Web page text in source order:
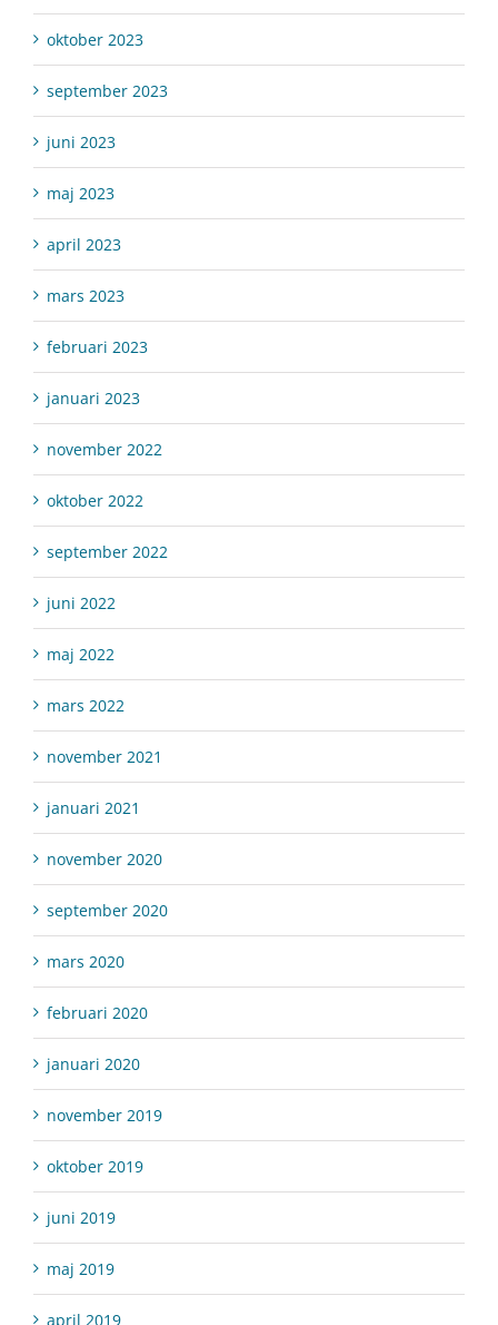
oktober 2023
september 2023
juni 2023
maj 2023
april 2023
mars 2023
februari 2023
januari 2023
november 2022
oktober 2022
september 2022
juni 2022
maj 2022
mars 2022
november 2021
januari 2021
november 2020
september 2020
mars 2020
februari 2020
januari 2020
november 2019
oktober 2019
juni 2019
maj 2019
april 2019